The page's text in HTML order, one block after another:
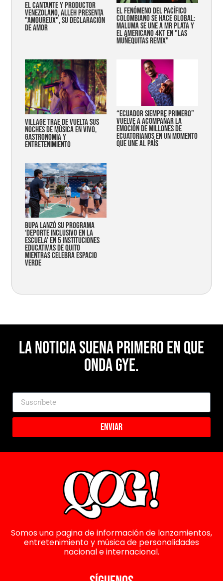
EL CANTANTE Y PRODUCTOR
VENEZOLANO, ALLEH PRESENTA
"AMOUREUX", SU DECLARACIÓN
DE AMOR
EL FENÓMENO DEL PACÍFICO
COLOMBIANO SE HACE GLOBAL:
MALUMA SE UNE A MR PLATA Y
EL AMERICANO 4KT EN "LAS
MUÑEQUITAS REMIX"
Village trae de vuelta sus
noches de música en vivo,
gastronomía y
entretenimiento
“Ecuador siempre primero”
vuelve a acompañar la
emoción de millones de
ecuatorianos en un momento
que une al país
Bupa lanzó su programa
‘Deporte Inclusivo en la
Escuela’ en 5 instituciones
educativas de Quito
mientras celebra espacio
verde
La noticia suena primero en Que
Onda Gye.
Enviar
Somos una pagina de información de lanzamientos,
entretenimiento y música de personalidades
nacional e internacional.